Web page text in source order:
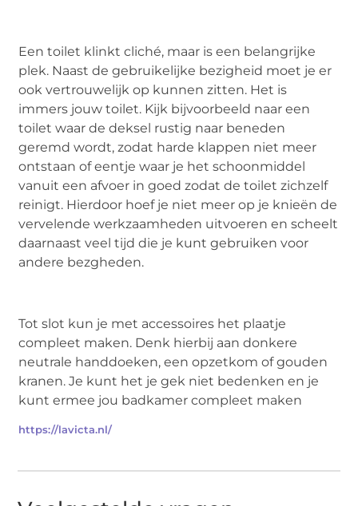
Een toilet klinkt cliché, maar is een belangrijke
plek. Naast de gebruikelijke bezigheid moet je er
ook vertrouwelijk op kunnen zitten. Het is
immers jouw toilet. Kijk bijvoorbeeld naar een
toilet waar de deksel rustig naar beneden
geremd wordt, zodat harde klappen niet meer
ontstaan of eentje waar je het schoonmiddel
vanuit een afvoer in goed zodat de toilet zichzelf
reinigt. Hierdoor hoef je niet meer op je knieën de
vervelende werkzaamheden uitvoeren en scheelt
daarnaast veel tijd die je kunt gebruiken voor
andere bezgheden.
Tot slot kun je met accessoires het plaatje
compleet maken. Denk hierbij aan donkere
neutrale handdoeken, een opzetkom of gouden
kranen. Je kunt het je gek niet bedenken en je
kunt ermee jou badkamer compleet maken
https://lavicta.nl/